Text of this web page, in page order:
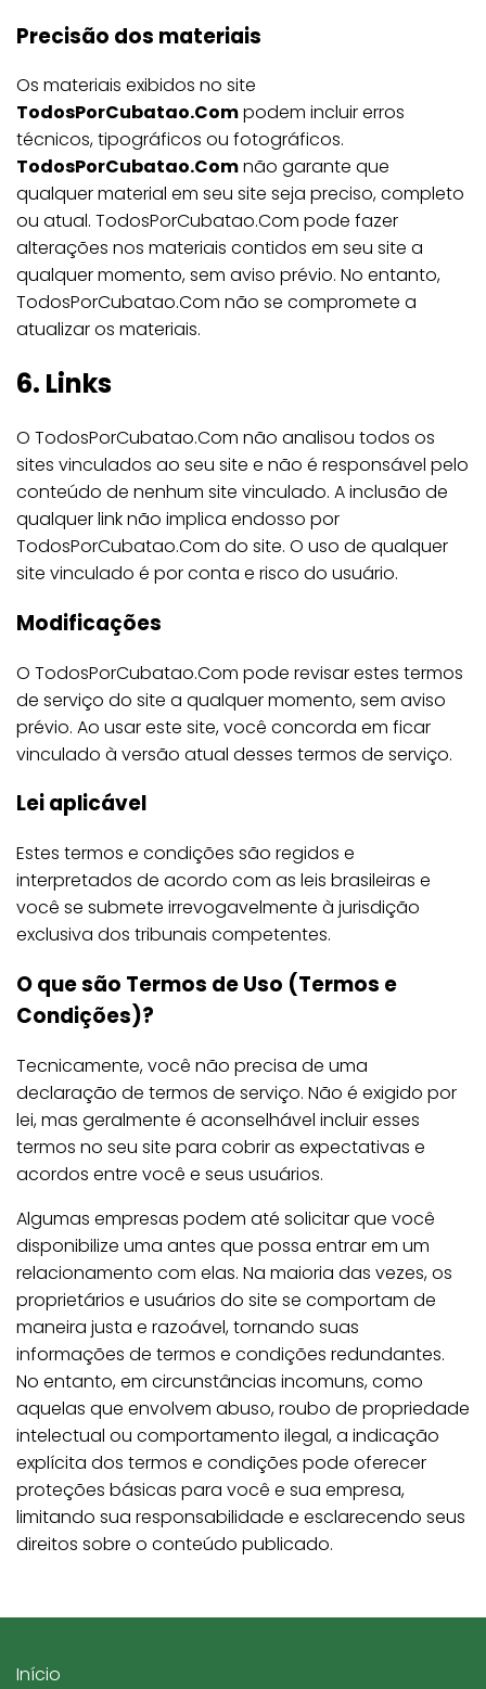
Precisão dos materiais
Os materiais exibidos no site
TodosPorCubatao.Compodem incluir erros
técnicos, tipográficos ou fotográficos.
TodosPorCubatao.Comnão garante que
qualquer material em seu site seja preciso, completo
ou atual. TodosPorCubatao.Com pode fazer
alterações nos materiais contidos em seu site a
qualquer momento, sem aviso prévio. No entanto,
TodosPorCubatao.Com não se compromete a
atualizar os materiais.
6. Links
O TodosPorCubatao.Com não analisou todos os
sites vinculados ao seu site e não é responsável pelo
conteúdo de nenhum site vinculado. A inclusão de
qualquer link não implica endosso por
TodosPorCubatao.Com do site. O uso de qualquer
site vinculado é por conta e risco do usuário.
Modificações
O TodosPorCubatao.Com pode revisar estes termos
de serviço do site a qualquer momento, sem aviso
prévio. Ao usar este site, você concorda em ficar
vinculado à versão atual desses termos de serviço.
Lei aplicável
Estes termos e condições são regidos e
interpretados de acordo com as leis brasileiras e
você se submete irrevogavelmente à jurisdição
exclusiva dos tribunais competentes.
O que são Termos de Uso (Termos e
Condições)?
Tecnicamente, você não precisa de uma
declaração de termos de serviço. Não é exigido por
lei, mas geralmente é aconselhável incluir esses
termos no seu site para cobrir as expectativas e
acordos entre você e seus usuários.
Algumas empresas podem até solicitar que você
disponibilize uma antes que possa entrar em um
relacionamento com elas. Na maioria das vezes, os
proprietários e usuários do site se comportam de
maneira justa e razoável, tornando suas
informações de termos e condições redundantes.
No entanto, em circunstâncias incomuns, como
aquelas que envolvem abuso, roubo de propriedade
intelectual ou comportamento ilegal, a indicação
explícita dos termos e condições pode oferecer
proteções básicas para você e sua empresa,
limitando sua responsabilidade e esclarecendo seus
direitos sobre o conteúdo publicado.
Início